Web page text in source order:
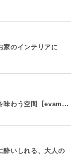
家のインテリアに
味わう空間【evam...
酔いしれる、大人の